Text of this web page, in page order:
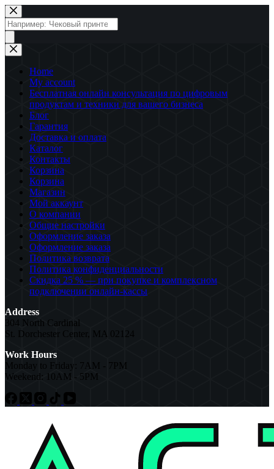
Перейти
к
сути
Поиск
товаров
Home
My account
Бесплатная онлайн консультация по цифровым
продуктам и техники для вашего бизнеса
Блог
Гарантия
Доставка и оплата
Каталог
Контакты
Корзина
Корзина
Магазин
Мой аккаунт
О компании
Общие настройки
Оформление заказа
Оформление заказа
Политика возврата
Политика конфиденциальности
Скидка 25 % — при покупке и комплексном
подключении онлайн-кассы
Address
304 North Cardinal
St. Dorchester Center, MA 02124
Work Hours
Monday to Friday: 7AM - 7PM
Weekend: 10AM - 5PM